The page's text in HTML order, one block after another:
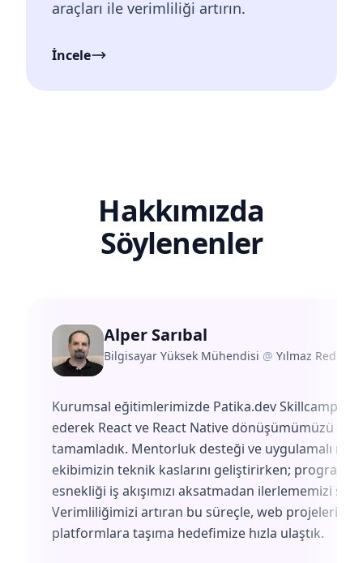
araçları ile verimliliği artırın.
İncele
Hakkımızda
Söylenenler
Alper Sarıbal
Bilgisayar Yüksek Mühendisi @ Yılmaz
Kurumsal eğitimlerimizde Patika.dev Skillcamp'i
ederek React ve React Native dönüşümümüzü
tamamladık. Mentorluk desteği ve uygulamalı
ekibimizin teknik kaslarını geliştirirken; programın
esnekliği iş akışımızı aksatmadan ilerlememizi
Verimliliğimizi artıran bu süreçle, web
platformlara taşıma hedefimize hızla ulaştık.